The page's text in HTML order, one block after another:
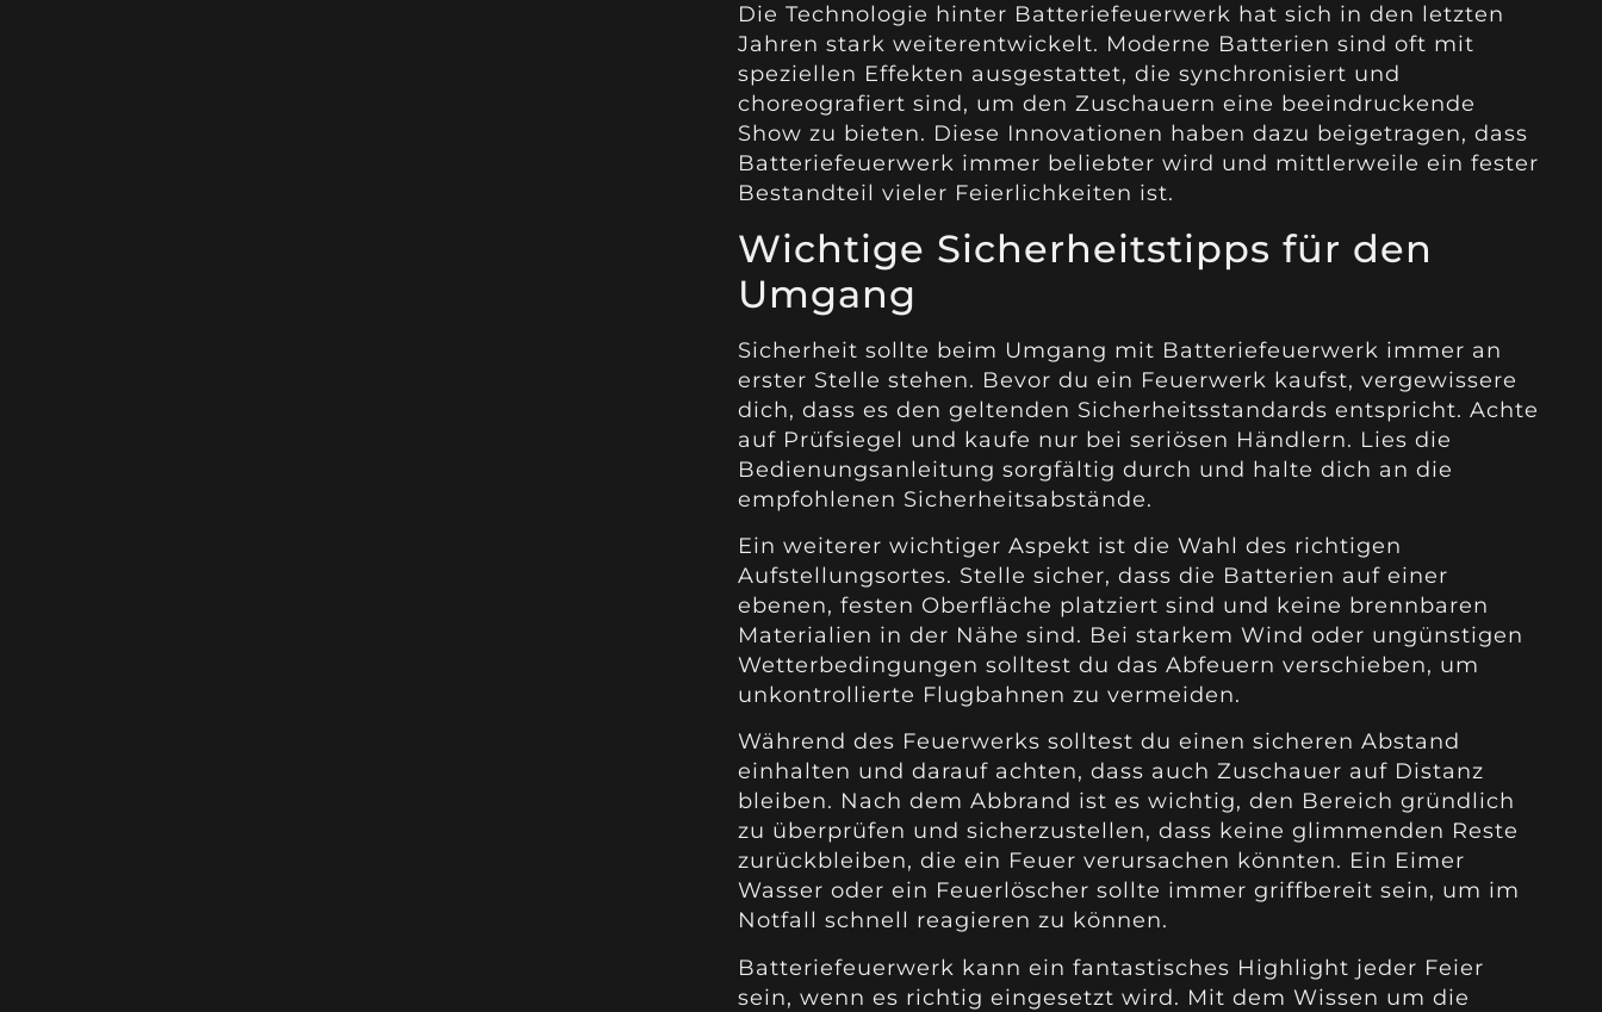
Die Technologie hinter Batteriefeuerwerk hat sich in den letzten
Jahren stark weiterentwickelt. Moderne Batterien sind oft mit
speziellen Effekten ausgestattet, die synchronisiert und
choreografiert sind, um den Zuschauern eine beeindruckende
Show zu bieten. Diese Innovationen haben dazu beigetragen, dass
Batteriefeuerwerk immer beliebter wird und mittlerweile ein fester
Bestandteil vieler Feierlichkeiten ist.
Wichtige Sicherheitstipps für den
Umgang
Sicherheit sollte beim Umgang mit Batteriefeuerwerk immer an
erster Stelle stehen. Bevor du ein Feuerwerk kaufst, vergewissere
dich, dass es den geltenden Sicherheitsstandards entspricht. Achte
auf Prüfsiegel und kaufe nur bei seriösen Händlern. Lies die
Bedienungsanleitung sorgfältig durch und halte dich an die
empfohlenen Sicherheitsabstände.
Ein weiterer wichtiger Aspekt ist die Wahl des richtigen
Aufstellungsortes. Stelle sicher, dass die Batterien auf einer
ebenen, festen Oberfläche platziert sind und keine brennbaren
Materialien in der Nähe sind. Bei starkem Wind oder ungünstigen
Wetterbedingungen solltest du das Abfeuern verschieben, um
unkontrollierte Flugbahnen zu vermeiden.
Während des Feuerwerks solltest du einen sicheren Abstand
einhalten und darauf achten, dass auch Zuschauer auf Distanz
bleiben. Nach dem Abbrand ist es wichtig, den Bereich gründlich
zu überprüfen und sicherzustellen, dass keine glimmenden Reste
zurückbleiben, die ein Feuer verursachen könnten. Ein Eimer
Wasser oder ein Feuerlöscher sollte immer griffbereit sein, um im
Notfall schnell reagieren zu können.
Batteriefeuerwerk kann ein fantastisches Highlight jeder Feier
sein, wenn es richtig eingesetzt wird. Mit dem Wissen um die